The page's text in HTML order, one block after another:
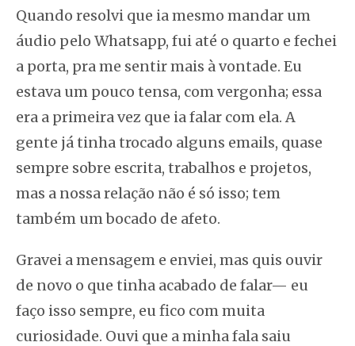
Quando resolvi que ia mesmo mandar um
áudio pelo Whatsapp, fui até o quarto e fechei
a porta, pra me sentir mais à vontade. Eu
estava um pouco tensa, com vergonha; essa
era a primeira vez que iafalar com ela. A
gente já tinha trocado alguns emails, quase
sempre sobre escrita, trabalhos e projetos,
mas a nossa relação não é só isso; tem
também um bocado de afeto.
Gravei a mensagem e enviei, mas quis ouvir
de novo o que tinha acabado de falar— eu
faço isso sempre, eu fico com muita
curiosidade. Ouvi que a minha fala saiu